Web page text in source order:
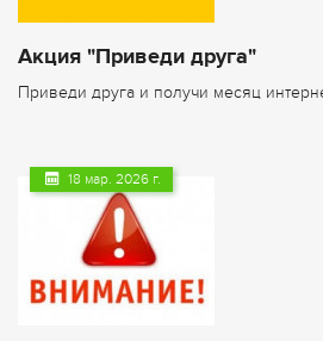
Акция "Приведи друга"
​Приведи друга и получи месяц
18 мар. 2026 г.